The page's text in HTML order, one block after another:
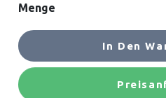
Menge
In Den